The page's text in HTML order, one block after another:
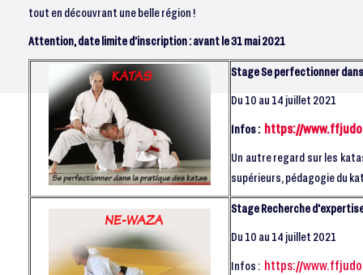
tout en découvrant une belle région !
Attention, date limite d’inscription : avant le 31 mai 2021
Stage Se perfectionner
Du 10 au 14 juillet 2021
Infos : https://
Un autre regard sur les
supérieurs, pédagogie du
Stage Recherche
Du 10 au 14 juillet 2021
Infos : https://